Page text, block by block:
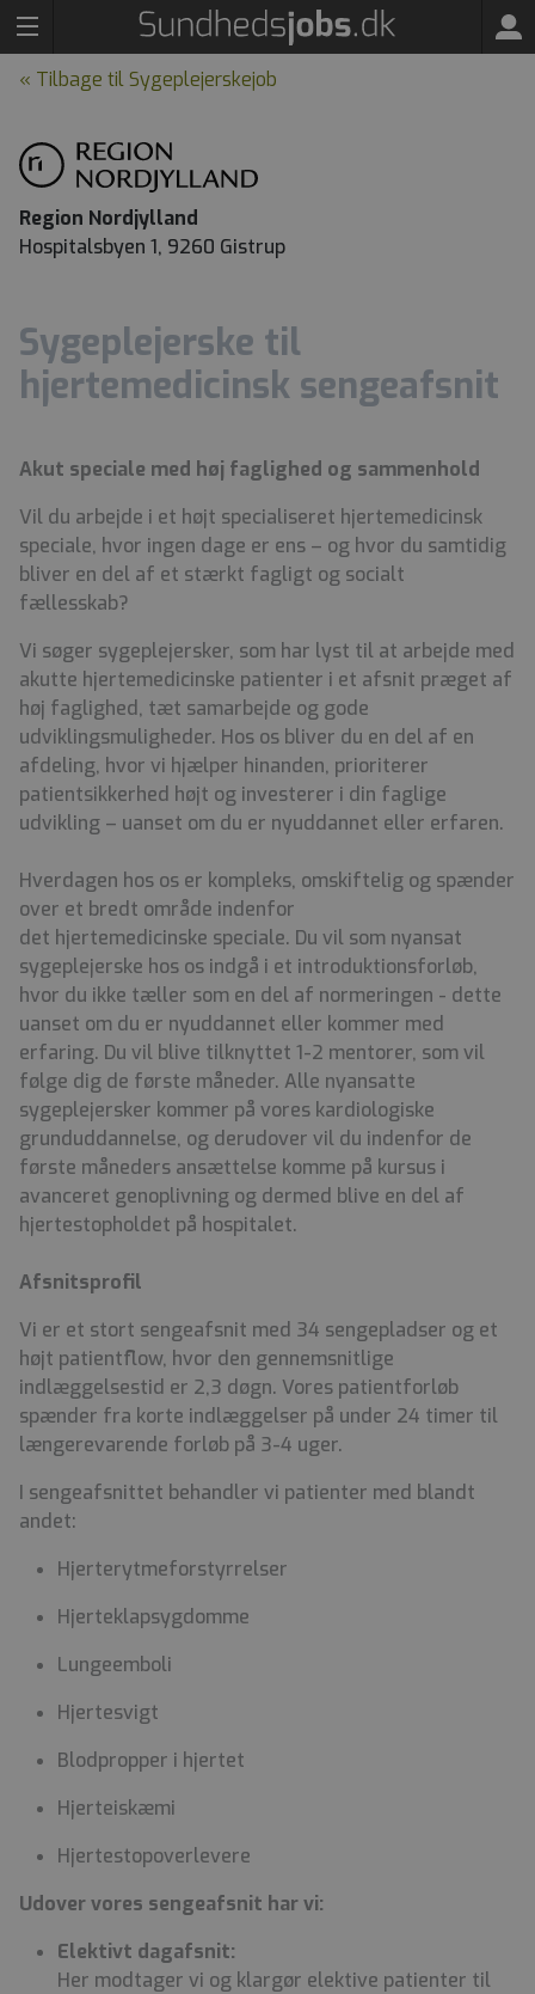
« Tilbage til Sygeplejerskejob
Region Nordjylland
Hospitalsbyen 1, 9260 Gistrup
Sygeplejerske til
hjertemedicinsk sengeafsnit
Akut speciale med høj faglighed og sammenhold
Vil du arbejde i et højt specialiseret hjertemedicinsk
speciale, hvor ingen dage er ens – og hvor du samtidig
bliver en del af et stærkt fagligt og socialt
fællesskab?
Vi søger sygeplejersker, som har lyst til at arbejde med
akutte hjertemedicinske patienter i et afsnit præget af
høj faglighed, tæt samarbejde og gode
udviklingsmuligheder. Hos os bliver du en del af en
afdeling, hvor vi hjælper hinanden, prioriterer
patientsikkerhed højt og investerer i din faglige
udvikling – uanset om du er nyuddannet eller erfaren.
Hverdagen hos os er kompleks, omskiftelig og spænder
over et bredt område indenfor
det hjertemedicinske speciale. Du vil som nyansat
sygeplejerske hos os indgå i et introduktionsforløb,
hvor du ikke tæller som en del af normeringen - dette
uanset om du er nyuddannet eller kommer med
erfaring. Du vil blive tilknyttet 1-2 mentorer, som vil
følge dig de første måneder. Alle nyansatte
sygeplejersker kommer på vores kardiologiske
grunduddannelse, og derudover vil du indenfor de
første måneders ansættelse komme på kursus i
avanceret genoplivning og dermed blive en del af
hjertestopholdet på hospitalet.
Afsnitsprofil
Vi er et stort sengeafsnit med 34 sengepladser og et
højt patientflow, hvor den gennemsnitlige
indlæggelsestid er 2,3 døgn. Vores patientforløb
spænder fra korte indlæggelser på under 24 timer til
længerevarende forløb på 3-4 uger.
I sengeafsnittet behandler vi patienter med blandt
andet:
Hjerterytmeforstyrrelser
Hjerteklapsygdomme
Lungeemboli
Hjertesvigt
Blodpropper i hjertet
Hjerteiskæmi
Hjertestopoverlevere
Udover vores sengeafsnit har vi:
Elektivt dagafsnit:
Her modtager vi og klargør elektive patienter til